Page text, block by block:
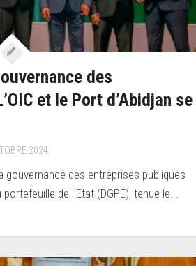
des
et le Port d’Abidjan se
2024
gouvernance des entreprises publiques
de l’Etat (DGPE), tenue le...